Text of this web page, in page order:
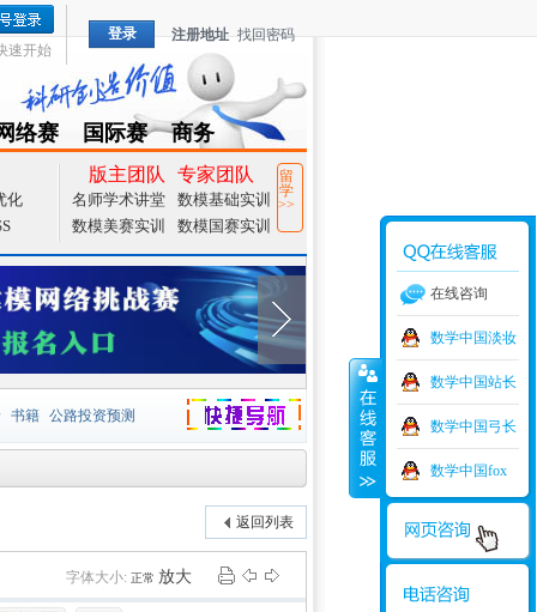
速开始
登录 注册地址 找回密码
络赛
TZMCM
国际赛
CAMCM
商务
Special
化
版主团队 专家团队
名师学术讲堂
数模基础实训
数模美赛实训
数模国赛实训
留
学
>>
捷导航
书籍 公路投资预测
增加体力 比赛
返回列表
字体大小: 正常 放大
在线咨询
数学中国淡妆
数学中国站长
数学中国弓长
数学中国fox